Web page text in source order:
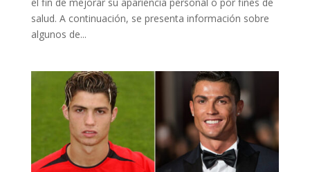
salud. A continuación, se presenta información sobre
algunos de...